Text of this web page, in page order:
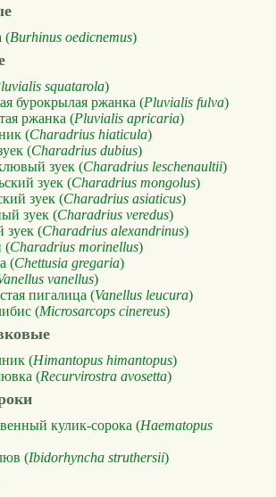
(Burhinus oedicnemus)
squatarola)
бурокрылая ржанка (Pluvialis fulva)
ржанка (Pluvialis apricaria)
(Charadrius hiaticula)
(Charadrius dubius)
зуек (Charadrius leschenaultii)
зуек (Charadrius mongolus)
зуек (Charadrius asiaticus)
зуек (Charadrius veredus)
зуек (Charadrius alexandrinus)
(Charadrius morinellus)
(Chettusia gregaria)
vanellus)
пигалица (Vanellus leucura)
(Microsarcops cinereus)
(Himantopus himantopus)
(Recurvirostra avosetta)
кулик-сорока (Haematopus
(Ibidorhyncha struthersii)